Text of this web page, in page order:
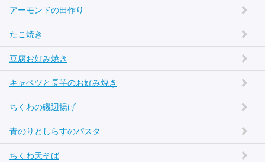
アーモンドの田作り
たこ焼き
豆腐お好み焼き
キャベツと長芋のお好み焼き
ちくわの磯辺揚げ
青のりとしらすのパスタ
ちくわ天そば